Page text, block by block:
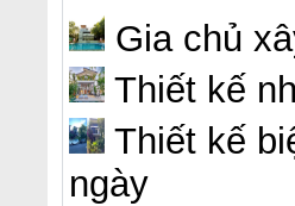
Gia chủ
Thiết kế
Thiết kế
ngày